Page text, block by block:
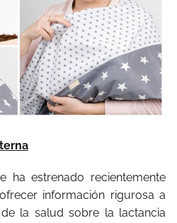
ha estrenado recientemente
información rigurosa a
la salud sobre la lactancia